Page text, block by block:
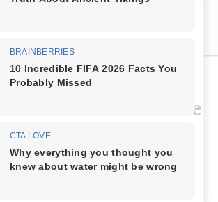
voo de repatriação
220 brasileiros de
Beirute
embarca nesta sexta-feira de Lisboa